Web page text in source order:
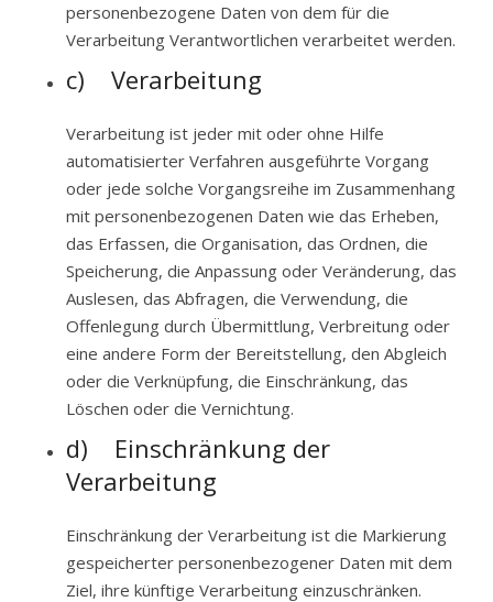
personenbezogene Daten von dem für die
Verarbeitung Verantwortlichen verarbeitet werden.
c) Verarbeitung
Verarbeitung ist jeder mit oder ohne Hilfe
automatisierter Verfahren ausgeführte Vorgang
oder jede solche Vorgangsreihe im Zusammenhang
mit personenbezogenen Daten wie das Erheben,
das Erfassen, die Organisation, das Ordnen, die
Speicherung, die Anpassung oder Veränderung, das
Auslesen, das Abfragen, die Verwendung, die
Offenlegung durch Übermittlung, Verbreitung oder
eine andere Form der Bereitstellung, den Abgleich
oder die Verknüpfung, die Einschränkung, das
Löschen oder die Vernichtung.
d) Einschränkung der
Verarbeitung
Einschränkung der Verarbeitung ist die Markierung
gespeicherter personenbezogener Daten mit dem
Ziel, ihre künftige Verarbeitung einzuschränken.